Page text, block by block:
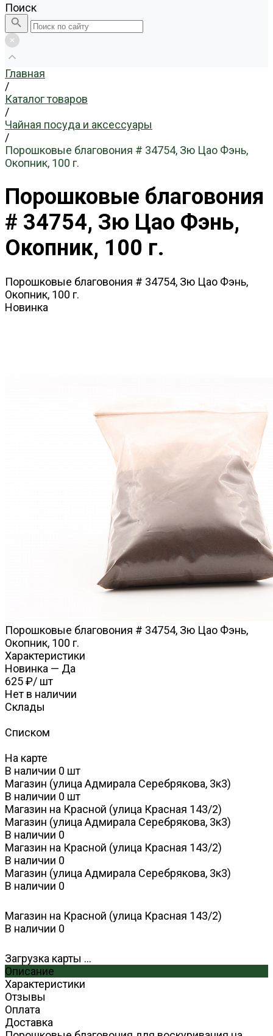
Поиск
Главная
/
Каталог товаров
/
Чайная посуда и аксессуары
/
Порошковые благовония # 34754, Зю Цао Фэнь,
Окопник, 100 г.
Порошковые благовония
# 34754, Зю Цао Фэнь,
Окопник, 100 г.
Порошковые благовония # 34754, Зю Цао Фэнь,
Окопник, 100 г.
Новинка
Порошковые благовония # 34754, Зю Цао Фэнь,
Окопник, 100 г.
Характеристики
Новинка — Да
625 ₽/ шт
Нет в наличии
Склады
Списком
На карте
В наличии 0 шт
Магазин (улица Адмирала Серебрякова, 3к3)
В наличии 0 шт
Магазин на Красной (улица Красная 143/2)
Магазин (улица Адмирала Серебрякова, 3к3)
В наличии 0
Магазин на Красной (улица Красная 143/2)
В наличии 0
Магазин (улица Адмирала Серебрякова, 3к3)
В наличии 0
Магазин на Красной (улица Красная 143/2)
В наличии 0
Загрузка карты ...
Описание
Характеристики
Отзывы
Оплата
Доставка